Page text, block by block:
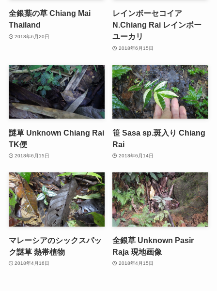
全銀葉の草 Chiang Mai
Thailand
2018年6月20日
レインボーセコイア
N.Chiang Rai レインボー
ユーカリ
2018年6月15日
謎草 Unknown Chiang Rai
TK便
2018年6月15日
笹 Sasa sp.斑入り Chiang
Rai
2018年6月14日
マレーシアのシックスパッ
ク謎草 熱帯植物
2018年4月16日
全銀草 Unknown Pasir
Raja 現地画像
2018年4月15日